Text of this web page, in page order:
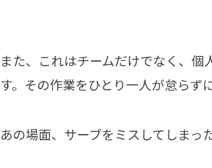
また、これはチームだけでなく、
す。その作業をひとり一人が怠らず
あの場面、サーブをミスしてしま